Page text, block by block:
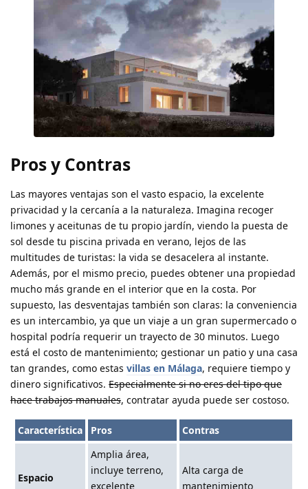
Pros y Contras
Las mayores ventajas son el vasto espacio, la excelente
privacidad y la cercanía a la naturaleza. Imagina recoger
limones y aceitunas de tu propio jardín, viendo la puesta de
sol desde tu piscina privada en verano, lejos de las
multitudes de turistas: la vida se desacelera al instante.
Además, por el mismo precio, puedes obtener una propiedad
mucho más grande en el interior que en la costa. Por
supuesto, las desventajas también son claras: la conveniencia
es un intercambio, ya que un viaje a un gran supermercado o
hospital podría requerir un trayecto de 30 minutos. Luego
está el costo de mantenimiento; gestionar un patio y una casa
tan grandes, como estas villas en Málaga, requiere tiempo y
dinero significativos. Especialmente si no eres del tipo que
hace trabajos manuales, contratar ayuda puede ser costoso.
Característica Pros Contras
Espacio
Amplia área,
incluye terreno,
excelente
Alta carga de
mantenimiento